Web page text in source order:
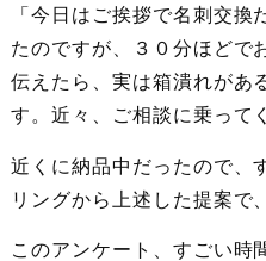
「今日はご挨拶で名刺交
たのですが、３０分ほどで
伝えたら、実は箱潰れがあ
す。近々、ご相談に乗って
近くに納品中だったので、
リングから上述した提案で
このアンケート、すごい時